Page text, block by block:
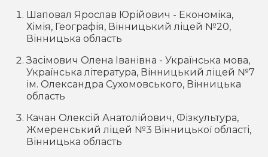
Шаповал Ярослав Юрійович - Економіка,
Хімія, Географія, Вінницький ліцей №20,
Вінницька область
Засімович Олена Іванівна - Українська мова,
Українська література, Вінницький ліцей №7
ім. Олександра Сухомовського, Вінницька
область
Качан Олексій Анатолійович, Фізкультура,
Жмеренський ліцей №3 Вінницької області,
Вінницька область